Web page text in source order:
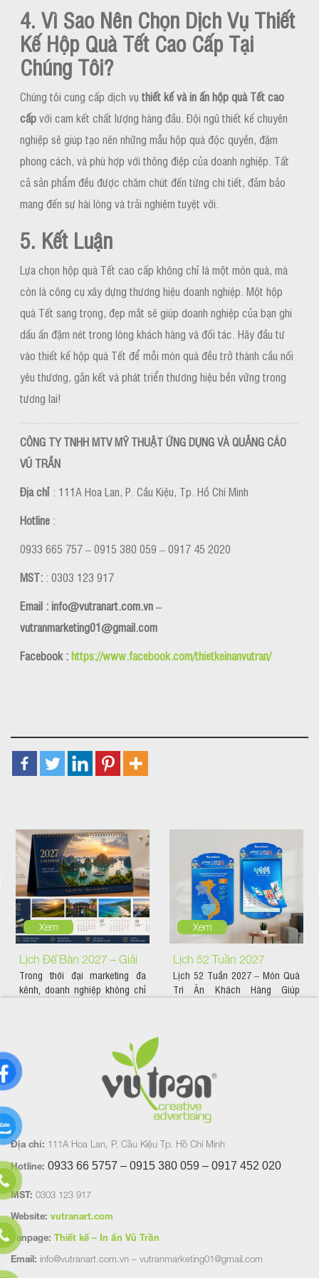
4. Vì Sao Nên Chọn Dịch Vụ Thiết
Kế Hộp Quà Tết Cao Cấp Tại
Chúng Tôi?
Chúng tôi cung cấp dịch vụ thiết kế và in ấn hộp quà Tết cao
cấpvới cam kết chất lượng hàng đầu. Đội ngũ thiết kế chuyên
nghiệp sẽ giúp tạo nên những mẫu hộp quà độc quyền, đậm
phong cách, và phù hợp với thông điệp của doanh nghiệp. Tất
cả sản phẩm đều được chăm chút đến từng chi tiết, đảm bảo
mang đến sự hài lòng và trải nghiệm tuyệt vời.
5. Kết Luận
Lựa chọn hộp quà Tết cao cấp không chỉ là một món quà, mà
còn là công cụ xây dựng thương hiệu doanh nghiệp. Một hộp
quà Tết sang trọng, đẹp mắt sẽ giúp doanh nghiệp của bạn ghi
dấu ấn đậm nét trong lòng khách hàng và đối tác. Hãy đầu tư
vào thiết kế hộp quà Tết để mỗi món quà đều trở thành cầu nối
yêu thương, gắn kết và phát triển thương hiệu bền vững trong
tương lai!
CÔNG TY TNHH MTV MỸ THUẬT ỨNG DỤNG VÀ QUẢNG CÁO
VŨ TRẦN
Địa chỉ : 111A Hoa Lan, P. Cầu Kiệu, Tp. Hồ Chí Minh
Hotline :
0933 665 757 – 0915 380 059 – 0917 45 2020
MST: : 0303 123 917
Email : info@vutranart.com.vn –
vutranmarketing01@gmail.com
Facebook :https://www.facebook.com/thietkeinanvutran/
Xem
Lịch Để Bàn 2027 – Giải
Pháp Quảng Bá Thương
Hiệu Hiệu Quả Suốt 365
Trong thời đại marketing đa
kênh, doanh nghiệp không chỉ
Xem
Lịch 52 Tuần 2027
Lịch 52 Tuần 2027 – Món Quà
Tri Ân Khách Hàng Giúp
Địa chỉ: 111A Hoa Lan, P. Cầu Kiệu Tp. Hồ Chí Minh
Hotline: 0933 66 5757 – 0915 380 059 – 0917 452 020
MST: 0303 123 917
Website: vutranart.com
Fanpage: Thiết kế – In ấn Vũ Trần
Email: info@vutranart.com.vn – vutranmarketing01@gmail.com